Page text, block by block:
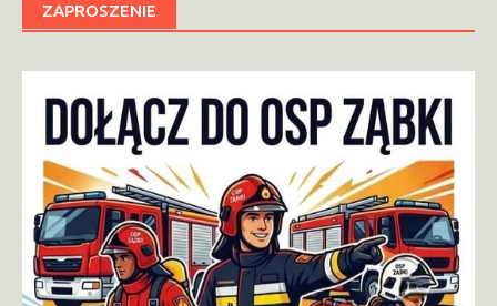
ZAPROSZENIE